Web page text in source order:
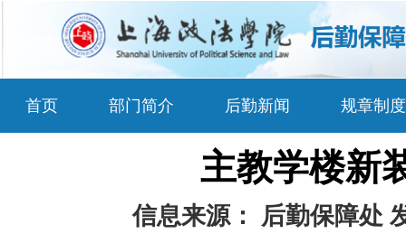
首页 部门简介 后勤新闻 规章制度
主教学楼新
信息来源： 后勤保障处